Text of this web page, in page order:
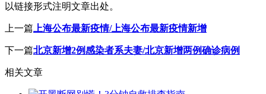
以链接形式注明文章出处。
上一篇 上海公布最新疫情/上海公布最新疫情新增
下一篇北京新增2例感染者系夫妻/北京新增两例确诊病例
相关文章